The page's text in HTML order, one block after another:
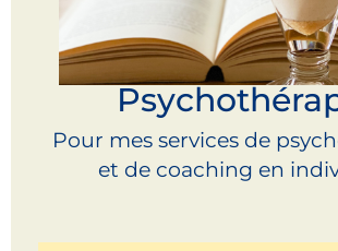
Pour mes services de
et de coaching en